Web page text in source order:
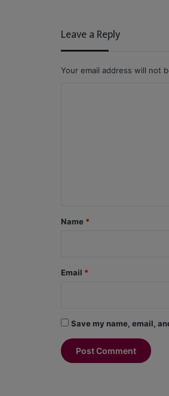
Leave a Reply
Your email address will not
*
Name *
Email *
Save my name, email,